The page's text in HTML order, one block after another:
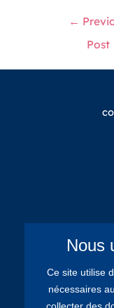
←
Post
Nous
Ce site utilise
nécessaires